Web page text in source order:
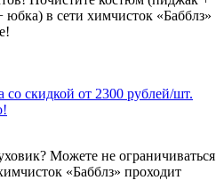
в сети химчисток «Бабблз»
со скидкой от 2300 рублей/шт.
Можете не ограничиваться
«Бабблз» проходит